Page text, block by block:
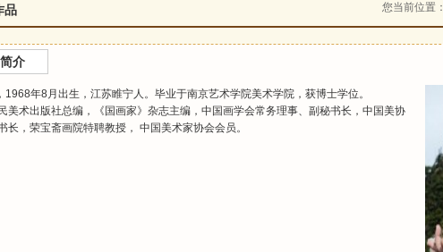
您当前位置：
品
介
1968年8月出生，江苏睢宁人。毕业于南京艺术学院美术学院，获博士学位。
美术出版社总编，《国画家》杂志主编， 中国画学会常务理事、副秘书长，中国美协
长，荣宝斋画院特聘教授， 中国美术家协会会员。